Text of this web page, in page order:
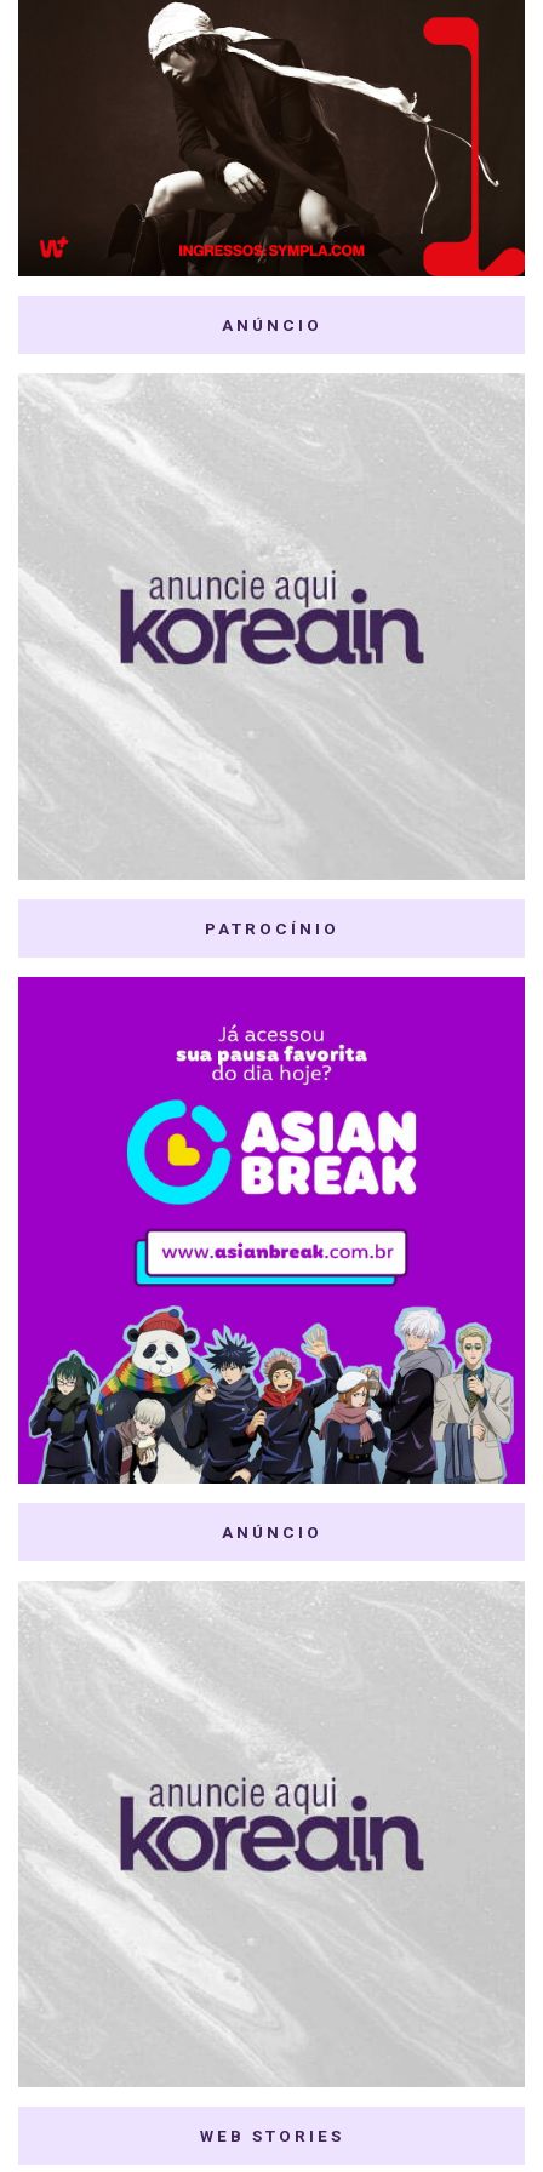
ANÚNCIO
PATROCÍNIO
ANÚNCIO
WEB STORIES
7 K-dramas Enemies
Thai Dramas com